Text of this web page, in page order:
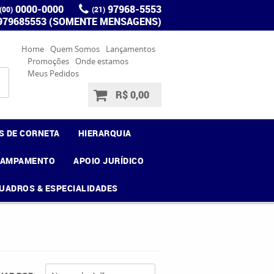
(00) 0000-0000 (21) 97968-5553
(SOMENTE MENSAGENS)
Home Quem Somos
Lançamentos
Promoções Onde estamos
Meus Pedidos
R$ 0,00
DE CORNETA HIERARQUIA
APOIO JURÍDICO
& ESPECIALIDADES